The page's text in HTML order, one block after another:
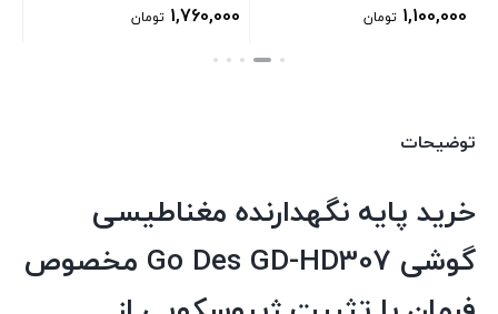
اصلی 1,100,000 تومان
است.
اصلی 1,760,000 تومان
توضیحات
خرید پایه نگهدارنده مغناطیسی
گوشی Go Des GD-HD307 مخصوص